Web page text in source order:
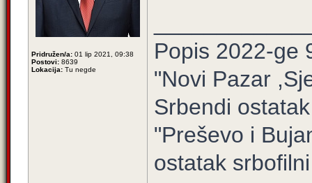
Pridružen/a: 01 lip 2021, 09:38
Postovi: 8639
Lokacija: Tu negde
Popis 2022-ge
"Novi Pazar
Srbendi
"Preševo i
ostatak